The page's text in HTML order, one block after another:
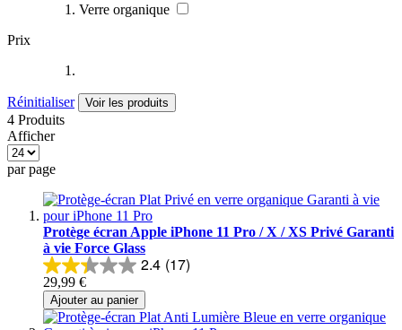
Verre organique
Prix
Réinitialiser Voir les produits
4 Produits
Afficher
par page
Protège écran Apple iPhone 11 Pro / X / XS Privé Garanti
à vie Force Glass
2.4 (17)
29,99 €
Ajouter au panier